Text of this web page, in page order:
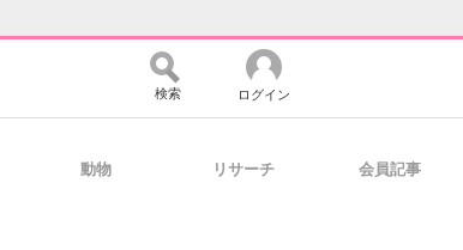
検索 ログイン
動物 リサーチ 会員記事